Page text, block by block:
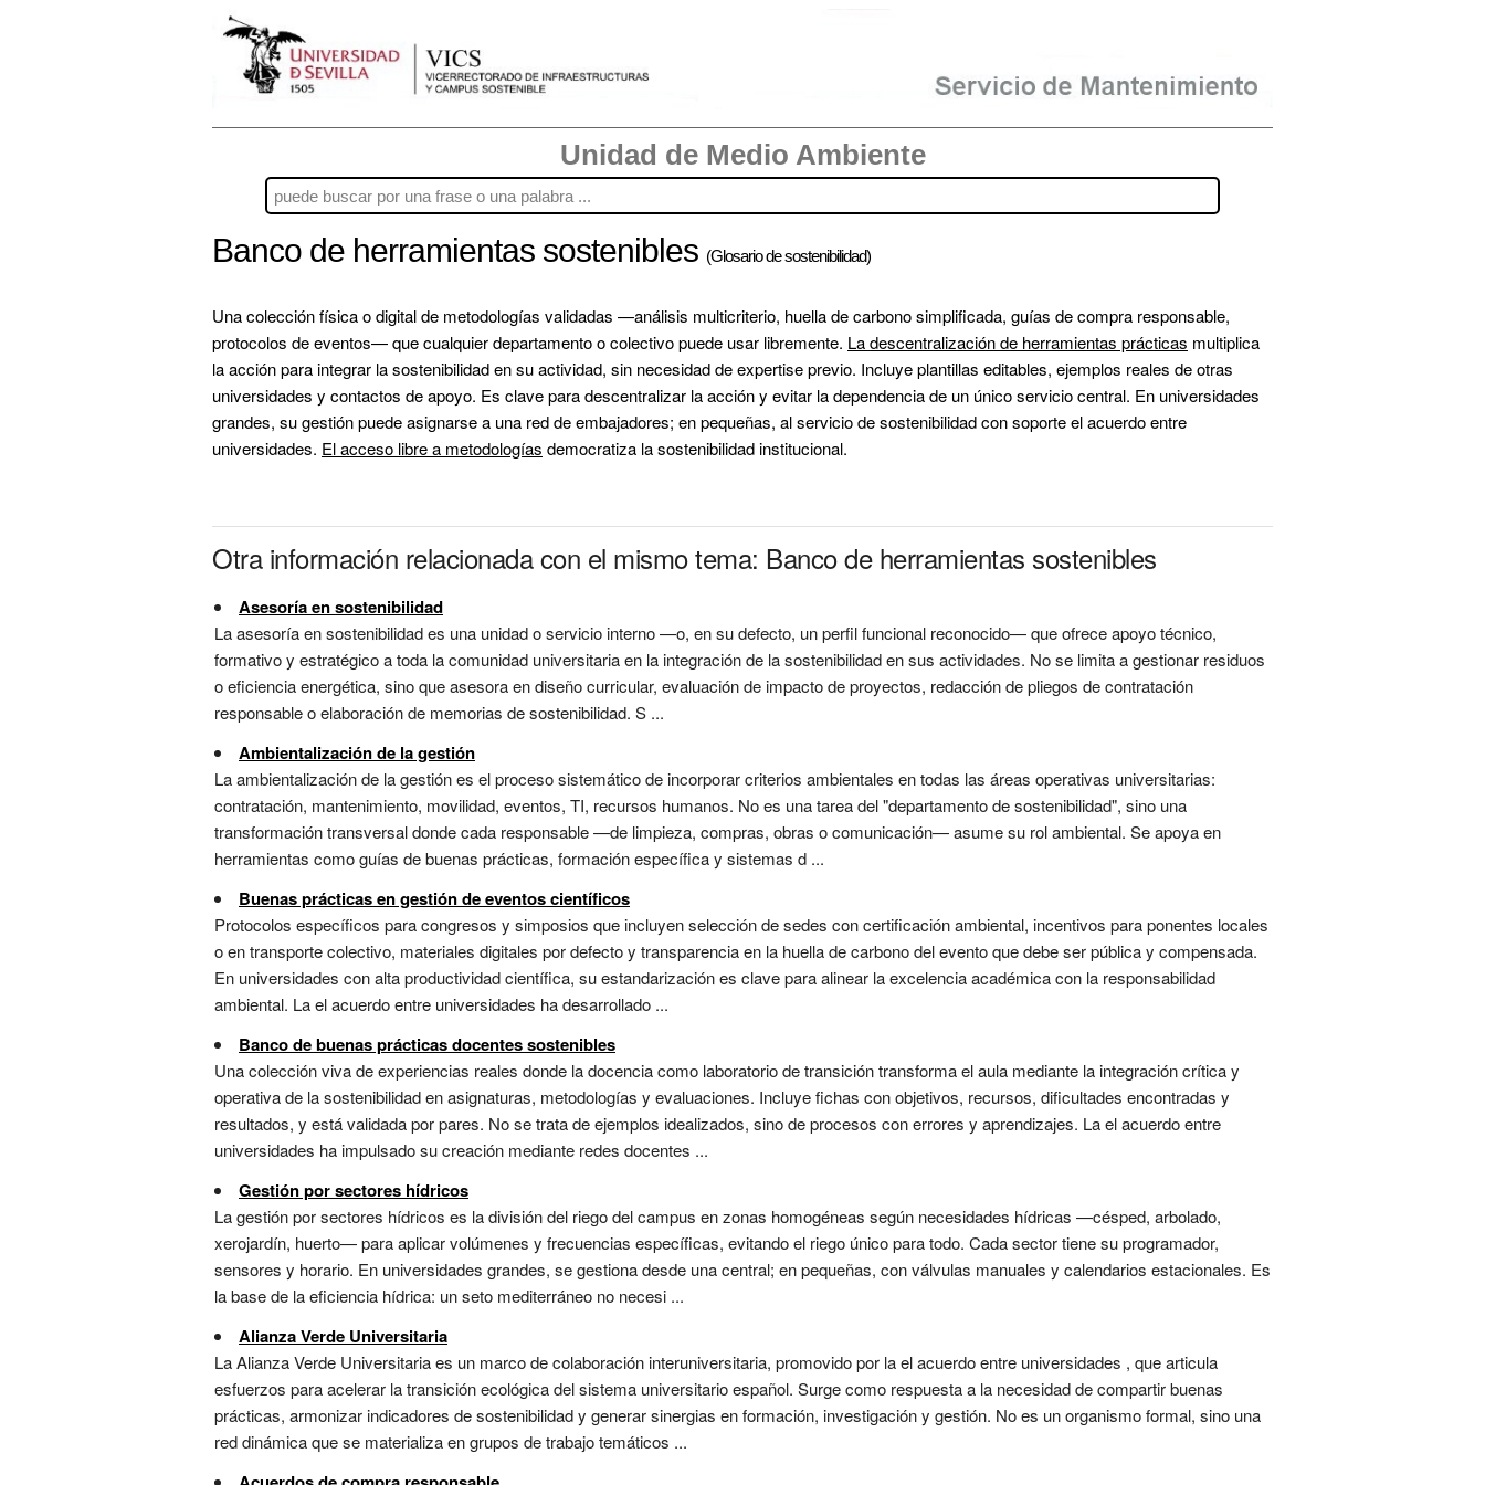
Unidad de Medio Ambiente
Banco de herramientas sostenibles (Glosario de sostenibilidad)
Una colección física o digital de metodologías validadas —análisis multicriterio, huella de carbono simplificada, guías de compra responsable,
protocolos de eventos— que cualquier departamento o colectivo puede usar libremente. La descentralización de herramientas prácticas multiplica
la acción para integrar la sostenibilidad en su actividad, sin necesidad de expertise previo. Incluye plantillas editables, ejemplos reales de otras
universidades y contactos de apoyo. Es clave para descentralizar la acción y evitar la dependencia de un único servicio central. En universidades
grandes, su gestión puede asignarse a una red de embajadores; en pequeñas, al servicio de sostenibilidad con soporte el acuerdo entre
universidades. El acceso libre a metodologías democratiza la sostenibilidad institucional.
Otra información relacionada con el mismo tema: Banco de herramientas sostenibles
Asesoría en sostenibilidad
La asesoría en sostenibilidad es una unidad o servicio interno —o, en su defecto, un perfil funcional reconocido— que ofrece apoyo técnico,
formativo y estratégico a toda la comunidad universitaria en la integración de la sostenibilidad en sus actividades. No se limita a gestionar residuos
o eficiencia energética, sino que asesora en diseño curricular, evaluación de impacto de proyectos, redacción de pliegos de contratación
responsable o elaboración de memorias de sostenibilidad. S ...
Ambientalización de la gestión
La ambientalización de la gestión es el proceso sistemático de incorporar criterios ambientales en todas las áreas operativas universitarias:
contratación, mantenimiento, movilidad, eventos, TI, recursos humanos. No es una tarea del "departamento de sostenibilidad", sino una
transformación transversal donde cada responsable —de limpieza, compras, obras o comunicación— asume su rol ambiental. Se apoya en
herramientas como guías de buenas prácticas, formación específica y sistemas d ...
Buenas prácticas en gestión de eventos científicos
Protocolos específicos para congresos y simposios que incluyen selección de sedes con certificación ambiental, incentivos para ponentes locales
o en transporte colectivo, materiales digitales por defecto y transparencia en la huella de carbono del evento que debe ser pública y compensada.
En universidades con alta productividad científica, su estandarización es clave para alinear la excelencia académica con la responsabilidad
ambiental. La el acuerdo entre universidades ha desarrollado ...
Banco de buenas prácticas docentes sostenibles
Una colección viva de experiencias reales donde la docencia como laboratorio de transición transforma el aula mediante la integración crítica y
operativa de la sostenibilidad en asignaturas, metodologías y evaluaciones. Incluye fichas con objetivos, recursos, dificultades encontradas y
resultados, y está validada por pares. No se trata de ejemplos idealizados, sino de procesos con errores y aprendizajes. La el acuerdo entre
universidades ha impulsado su creación mediante redes docentes ...
Gestión por sectores hídricos
La gestión por sectores hídricos es la división del riego del campus en zonas homogéneas según necesidades hídricas —césped, arbolado,
xerojardín, huerto— para aplicar volúmenes y frecuencias específicas, evitando el riego único para todo. Cada sector tiene su programador,
sensores y horario. En universidades grandes, se gestiona desde una central; en pequeñas, con válvulas manuales y calendarios estacionales. Es
la base de la eficiencia hídrica: un seto mediterráneo no necesi ...
Alianza Verde Universitaria
La Alianza Verde Universitaria es un marco de colaboración interuniversitaria, promovido por la el acuerdo entre universidades , que articula
esfuerzos para acelerar la transición ecológica del sistema universitario español. Surge como respuesta a la necesidad de compartir buenas
prácticas, armonizar indicadores de sostenibilidad y generar sinergias en formación, investigación y gestión. No es un organismo formal, sino una
red dinámica que se materializa en grupos de trabajo temáticos ...